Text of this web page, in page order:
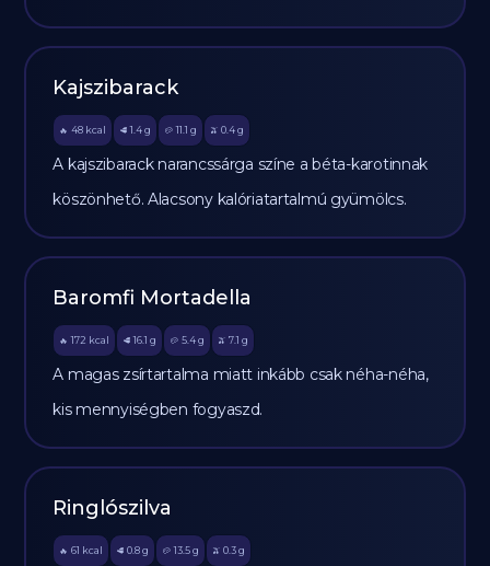
Kajszibarack
🔥 48 kcal 🥩 1.4 g 🥔 11.1 g 🫒 0.4 g
A kajszibarack narancssárga színe a béta-karotinnak
köszönhető. Alacsony kalóriatartalmú gyümölcs.
Baromfi Mortadella
🔥 172 kcal 🥩 16.1 g 🥔 5.4g 🫒 7.1 g
A magas zsírtartalma miatt inkább csak néha-néha,
kis mennyiségben fogyaszd.
Ringlószilva
🔥 61 kcal 🥩 0.8 g 🥔 13.5g 🫒 0.3 g